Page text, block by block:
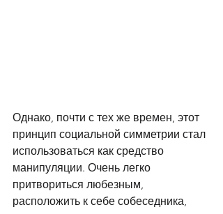
Однако, почти с тех же времен, этот
принцип социальной симметрии стал
использоваться как средство
манипуляции. Очень легко
притвориться любезным,
расположить к себе собеседника,